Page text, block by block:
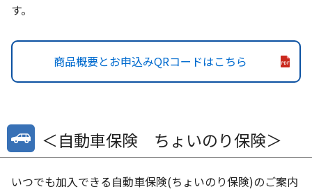
す。
商品概要とお申込みQRコードはこちら
＜自動車保険 ちょいのり保険＞
いつでも加入できる自動車保険(ちょいのり保険)のご案内